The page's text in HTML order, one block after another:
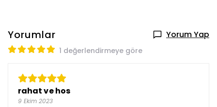
Yorumlar Yorum Yap
1 değerlendirmeye göre
rahat ve hos
9 Ekim 2023